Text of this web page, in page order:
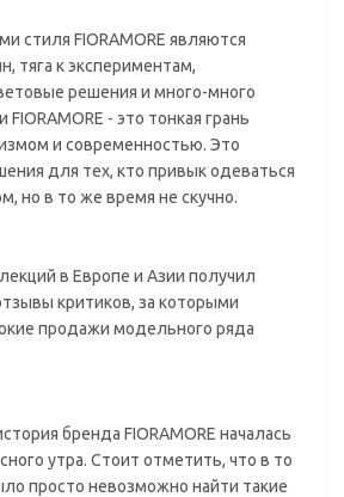
стиля FIORAMORE являются
тяга к экспериментам,
решения и много-много
- это тонкая грань
и современностью. Это
для тех, кто привык одеваться
но в то же время не скучно.
в Европе и Азии получил
критиков, за которыми
продажи модельного ряда
бренда FIORAMORE началась
утра. Стоит отметить, что в то
просто невозможно найти такие